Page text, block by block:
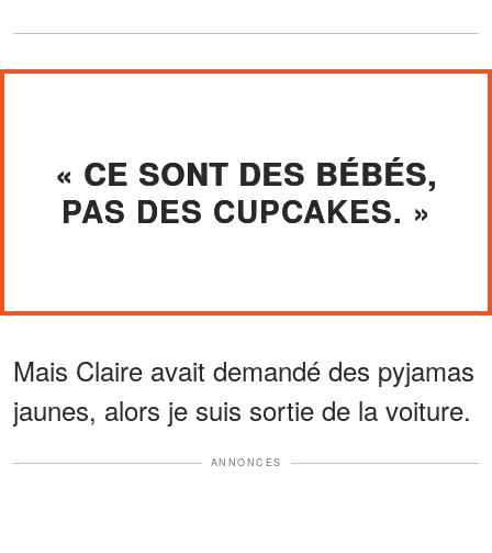
« CE SONT DES BÉBÉS,
PAS DES CUPCAKES. »
Mais Claire avait demandé des pyjamas
jaunes, alors je suis sortie de la voiture.
ANNONCES